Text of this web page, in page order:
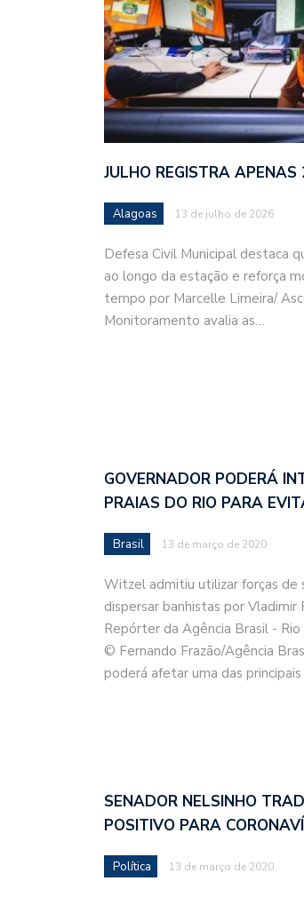
JULHO REGISTRA
Alagoas 13 de julho de 2026
Defesa Civil Municipal destaca
ao longo da estação e reforça
tempo por Marcelle Limeira/
Monitoramento avalia as…
GOVERNADOR PODERÁ
PRAIAS DO RIO PARA
Brasil 13 de março de 2020
Witzel admitiu utilizar forças de
dispersar banhistas por
Repórter da Agência Brasil -
© Fernando Frazão/Agência
poderá afetar uma das
SENADOR NELSINHO
POSITIVO PARA
Política 13 de março de 2020